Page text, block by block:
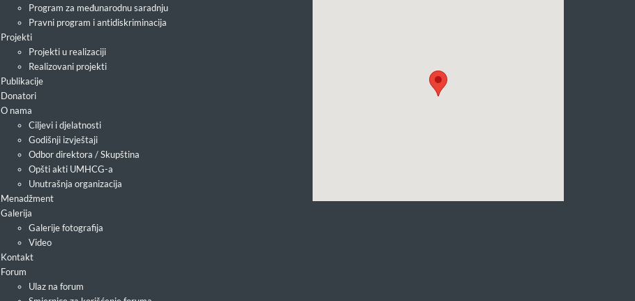
Program za međunarodnu saradnju
Pravni program i antidiskriminacija
Projekti
Projekti u realizaciji
Realizovani projekti
Publikacije
Donatori
O nama
Ciljevi i djelatnosti
Godišnji izvještaji
Odbor direktora / Skupština
Opšti akti UMHCG-a
Unutrašnja organizacija
Menadžment
Galerija
Galerije fotografija
Video
Kontakt
Forum
Ulaz na forum